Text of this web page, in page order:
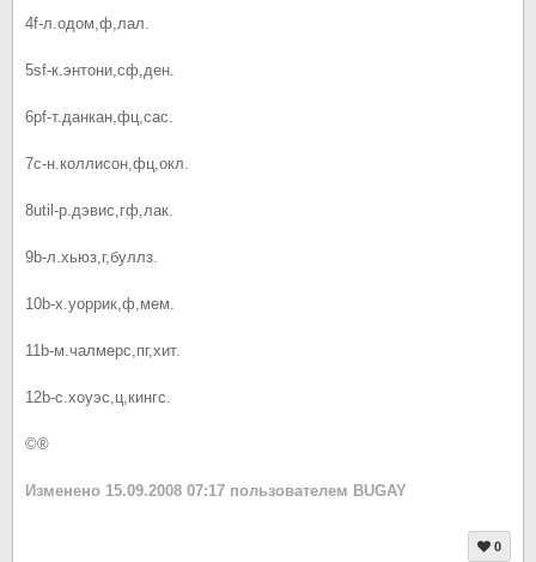
4f-л.одом,ф,лал.
5sf-к.энтони,сф,ден.
6pf-т.данкан,фц,сас.
7c-н.коллисон,фц,окл.
8util-р.дэвис,гф,лак.
9b-л.хьюз,г,буллз.
10b-х.уоррик,ф,мем.
11b-м.чалмерс,пг,хит.
12b-с.хоуэс,ц,кингс.
©®
Изменено 15.09.2008 07:17 пользователем BUGAY
0